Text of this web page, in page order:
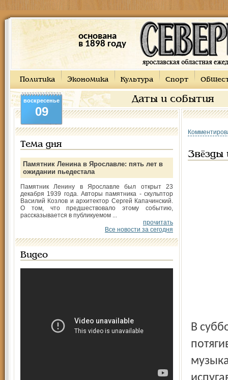
основана
в 1898 году
Политика Экономика Культура Спорт
Даты и события
воскресенье
09
Тема дня
Памятник Ленина в Ярославле: пять лет в
ожидании пьедестала
Памятник Ленину в Ярославле был открыт 23
декабря 1939 года. Авторы памятника - скульптор
Василий Козлов и архитектор Сергей Капачинский.
О том, что предшествовало этому событию,
рассказывается в публикуемом ...
прочитать
Все новости за сегодня
Видео
Звёзды
В